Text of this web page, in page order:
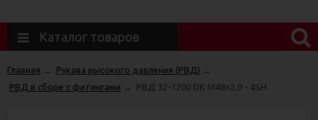
Каталог товаров
Главная Рукава высокого давления (РВД)
РВД в сборе с фитингами
РВД 32-1200 DK М48х2,0 - 4SH